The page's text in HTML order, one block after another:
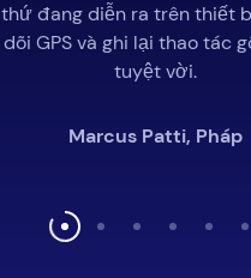
thứ đang diễn ra trên thiết
dõi GPS và ghi lại thao tác
tuyệt vời.
Marcus Patti, Pháp